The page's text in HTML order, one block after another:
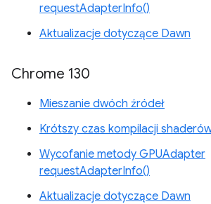
requestAdapterInfo()
Aktualizacje dotyczące Dawn
Chrome 130
Mieszanie dwóch źródeł
Krótszy czas kompilacji
Wycofanie metody GPUAdapter
requestAdapterInfo()
Aktualizacje dotyczące Dawn